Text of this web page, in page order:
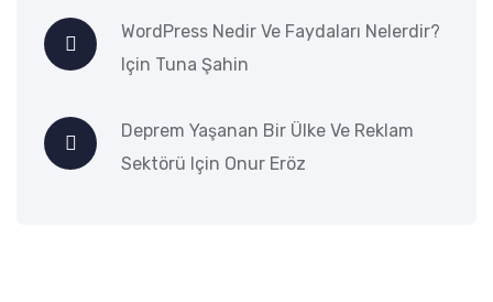
WordPress Nedir Ve Faydaları Nelerdir?
Için Tuna Şahin
Deprem Yaşanan Bir Ülke Ve Reklam
Sektörü Için Onur Eröz